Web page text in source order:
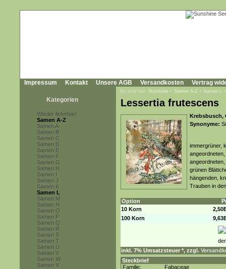
Impressum Kontakt Unsere AGB Versandkosten Vertrag
Kategorien
Wieder lieferbar!
Samen A-Z
Samen A
Samen B
Samen C
Samen D
Samen E
Samen F
Samen G
Samen H
Samen I
Samen J
Samen K
Samen L
Samen M
Samen N
Samen O
Samen P
Samen Q
Samen R
Samen S
Samen T
Samen U
Samen V
Samen W
Samen X
Sie sind hier: Startseite » Samen A-Z » Samen L
Lessertia frutescens
Krebsbusch,
Synonyme:
immergrüner,
grünen
hängenden,
Trauben in
Option
10 Korn
100 Korn
inkl. 7% Umsatzsteuer *, zzgl.
Steckbrief
Familie:
Fabaceae